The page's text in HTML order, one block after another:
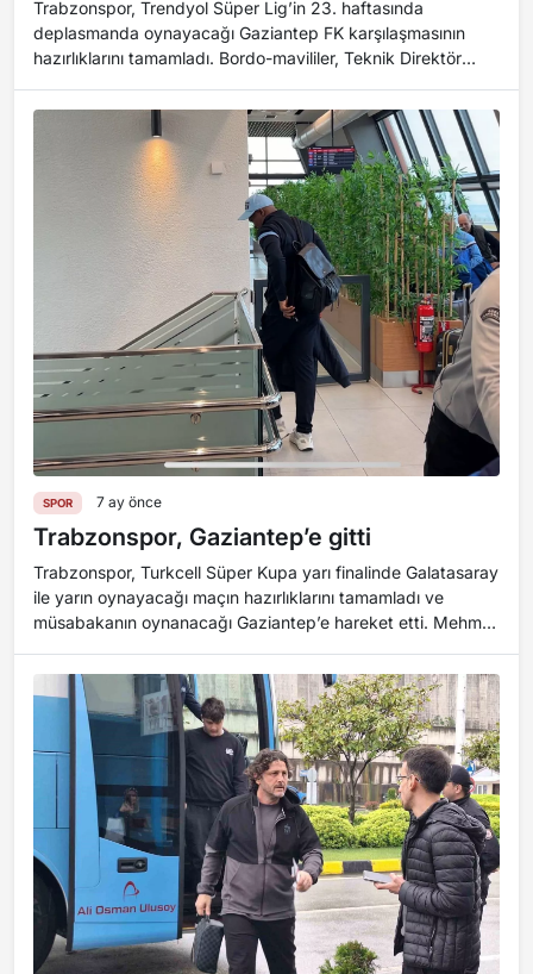
Trabzonspor, Trendyol Süper Lig’in 23. haftasında
deplasmanda oynayacağı Gaziantep FK karşılaşmasının
hazırlıklarını tamamladı. Bordo-mavililer, Teknik Direktör
SPOR 7 ay önce
Trabzonspor, Gaziantep’e gitti
Trabzonspor, Turkcell Süper Kupa yarı finalinde Galatasaray
ile yarın oynayacağı maçın hazırlıklarını tamamladı ve
müsabakanın oynanacağı Gaziantep’e hareket etti. Mehmet